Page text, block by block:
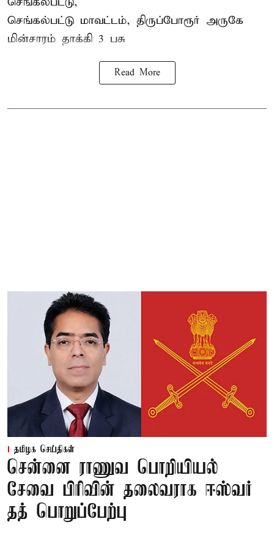
செங்கல்பட்டு மாவட்டம், திருப்போரூர் அருகே
மின்சாரம் தாக்கி 3 பசு
Read More
தமிழக செய்திகள்
சென்னை ராணுவ பொறியியல்
சேவை பிரிவின் தலைவராக ஈஸ்வர்
தத் பொறுப்பேற்பு